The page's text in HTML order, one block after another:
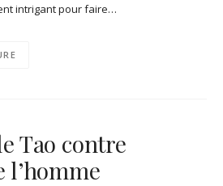
intrigant pour faire…
Tao contre
l’homme